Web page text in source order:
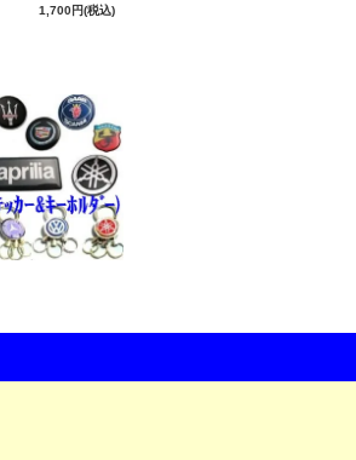
1,700円(税込)